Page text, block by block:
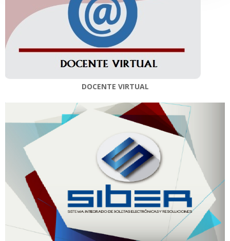
DOCENTE VIRTUAL